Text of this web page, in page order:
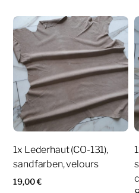
1x Lederhaut (CO-131),
sandfarben, velours
19,00€